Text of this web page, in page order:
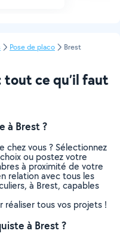
Pose de placo Brest
tout ce qu’il faut
à Brest ?
chez vous ? Sélectionnez
ou postez votre
à proximité de votre
relation avec tous les
à Brest, capables
réaliser tous vos projets !
à Brest ?